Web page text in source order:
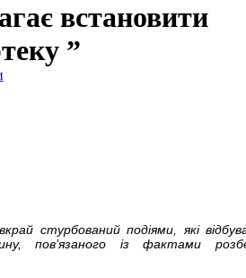
встановити
”
стурбований подіями, які
пов’язаного із фактами